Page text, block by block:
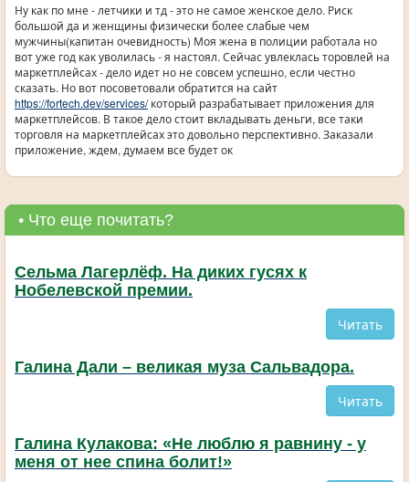
Ну как по мне - летчики и тд - это не самое женское дело. Риск
большой да и женщины физически более слабые чем
мужчины(капитан очевидность) Моя жена в полиции работала но
вот уже год как уволилась - я настоял. Сейчас увлеклась торовлей на
маркетплейсах - дело идет но не совсем успешно, если честно
сказать. Но вот посоветовали обратится на сайт
https://fortech.dev/services/который разрабатывает приложения для
маркетплейсов. В такое дело стоит вкладывать деньги, все таки
торговля на маркетплейсах это довольно перспективно. Заказали
приложение, ждем, думаем все будет ок
• Что еще почитать?
Сельма Лагерлёф. На диких гусях к
Нобелевской премии.
Читать
Галина Дали – великая муза Сальвадора.
Читать
Галина Кулакова: «Не люблю я равнину - у
меня от нее спина болит!»